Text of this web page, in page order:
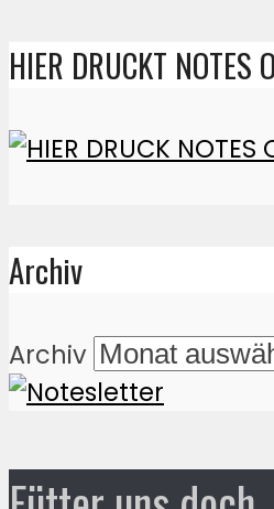
HIER DRUCKT NOTES
Archiv
Archiv